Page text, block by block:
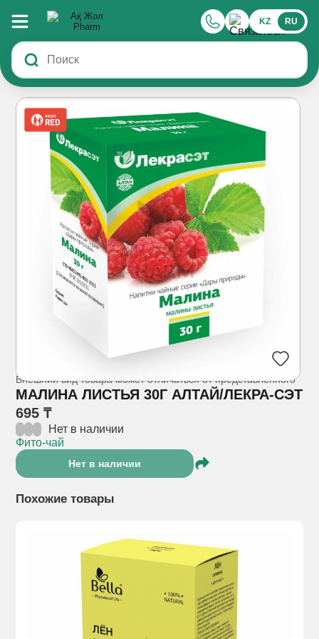
KZ RU
Внешний вид товара может отличаться от представленного
МАЛИНА ЛИСТЬЯ 30Г АЛТАЙ/ЛЕКРА-СЭТ
695 ₸
Нет в наличии
Фито-чай
Нет в наличии
Похожие товары